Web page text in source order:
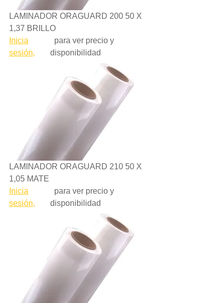
LAMINADOR ORAGUARD 200 50 X
1,37 BRILLO
Inicia
sesión,
para ver precio y
disponibilidad
LAMINADOR ORAGUARD 210 50 X
1,05 MATE
Inicia
sesión,
para ver precio y
disponibilidad